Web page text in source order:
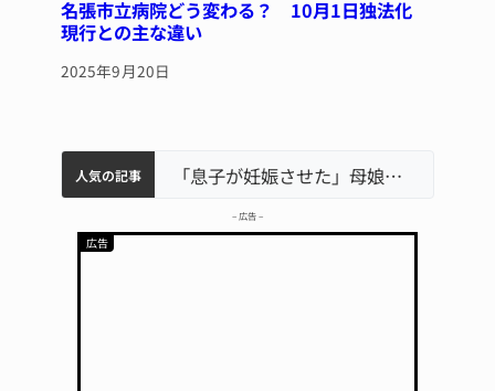
名張市立病院どう変わる？ 10月1日独法化
現行との主な違い
2025年9月20日
人気の記事
名張市水道料金47％値上げへ 答申案、審議会で大筋まとまる
特産「白鳳梨」の出荷最盛期 直売所にぎわう 伊賀
伊賀市の初代市長・今岡睦之さん死去 87歳 「息子が妊娠させた」母娘だまされ400万円詐欺被害 名張
– 広告 –